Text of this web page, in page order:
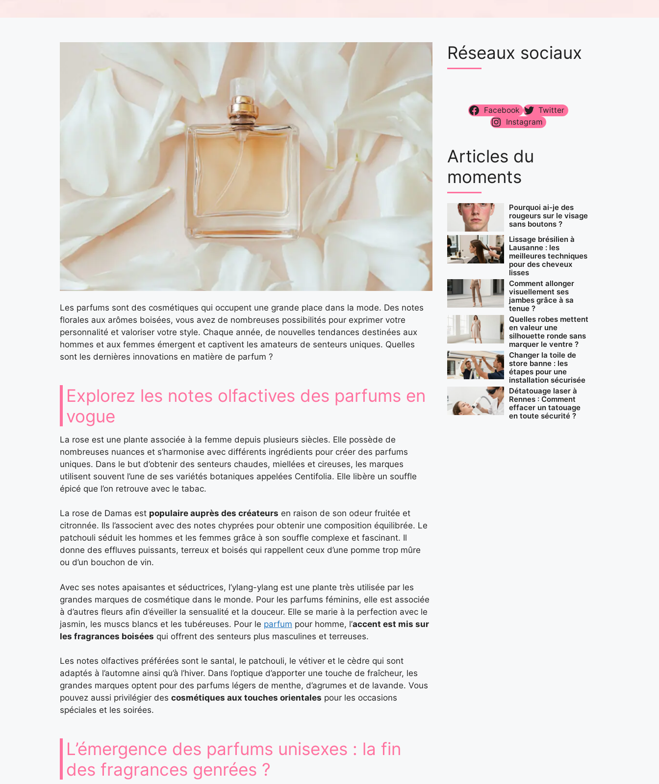
Les parfums sont des cosmétiques qui occupent une grande place dans la mode. Des notes
florales aux arômes boisées, vous avez de nombreuses possibilités pour exprimer votre
personnalité et valoriser votre style. Chaque année, de nouvelles tendances destinées aux
hommes et aux femmes émergent et captivent les amateurs de senteurs uniques. Quelles
sont les dernières innovations en matière de parfum ?
Explorez les notes olfactives des parfums en
vogue
La rose est une plante associée à la femme depuis plusieurs siècles. Elle possède de
nombreuses nuances et s’harmonise avec différents ingrédients pour créer des parfums
uniques. Dans le but d’obtenir des senteurs chaudes, miellées et cireuses, les marques
utilisent souvent l’une de ses variétés botaniques appelées Centifolia. Elle libère un souffle
épicé que l’on retrouve avec le tabac.
La rose de Damas est populaire auprès des créateurs en raison de son odeur fruitée et
citronnée. Ils l’associent avec des notes chyprées pour obtenir une composition équilibrée. Le
patchouli séduit les hommes et les femmes grâce à son souffle complexe et fascinant. Il
donne des effluves puissants, terreux et boisés qui rappellent ceux d’une pomme trop mûre
ou d’un bouchon de vin.
Avec ses notes apaisantes et séductrices, l’ylang-ylang est une plante très utilisée par les
grandes marques de cosmétique dans le monde. Pour les parfums féminins, elle est associée
à d’autres fleurs afin d’éveiller la sensualité et la douceur. Elle se marie à la perfection avec le
jasmin, les muscs blancs et les tubéreuses. Pour le parfum pour homme, l’accent est mis sur
les fragrances boisées qui offrent des senteurs plus masculines et terreuses.
Les notes olfactives préférées sont le santal, le patchouli, le vétiver et le cèdre qui sont
adaptés à l’automne ainsi qu’à l’hiver. Dans l’optique d’apporter une touche de fraîcheur, les
grandes marques optent pour des parfums légers de menthe, d’agrumes et de lavande. Vous
pouvez aussi privilégier des cosmétiques aux touches orientales pour les occasions
spéciales et les soirées.
L’émergence des parfums unisexes : la fin
des fragrances genrées ?
Réseaux sociaux
Facebook
Twitter
Instagram
Articles du
moments
Pourquoi ai-je des
rougeurs sur le visage
sans boutons ?
Lissage brésilien à
Lausanne : les
meilleures techniques
pour des cheveux
lisses
Comment allonger
visuellement ses
jambes grâce à sa
tenue ?
Quelles robes mettent
en valeur une
silhouette ronde sans
marquer le ventre ?
Changer la toile de
store banne : les
étapes pour une
installation sécurisée
Détatouage laser à
Rennes : Comment
effacer un tatouage
en toute sécurité ?